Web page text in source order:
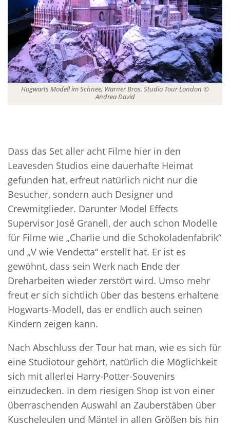
Hogwarts Modell im Schnee, Warner Bros. Studio Tour London ©
Andrea David
Dass das Set aller acht Filme hier in den
Leavesden Studios eine dauerhafte Heimat
gefunden hat, erfreut natürlich nicht nur die
Besucher, sondern auch Designer und
Crewmitglieder. Darunter Model Effects
Supervisor José Granell, der auch schon Modelle
für Filme wie „Charlie und die Schokoladenfabrik“
und „V wie Vendetta“ erstellt hat. Er ist es
gewöhnt, dass sein Werk nach Ende der
Dreharbeiten wieder zerstört wird. Umso mehr
freut er sich sichtlich über das bestens erhaltene
Hogwarts-Modell, das er endlich auch seinen
Kindern zeigen kann.
Nach Abschluss der Tour hat man, wie es sich für
eine Studiotour gehört, natürlich die Möglichkeit
sich mit allerlei Harry-Potter-Souvenirs
einzudecken. In dem riesigen Shop ist von einer
überraschenden Auswahl an Zauberstäben über
Kuscheleulen und Mäntel in allen Größen bis hin